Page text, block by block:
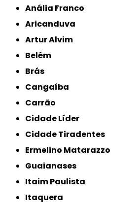
Anália Franco
Aricanduva
Artur Alvim
Belém
Brás
Cangaíba
Carrão
Cidade Líder
Cidade Tiradentes
Ermelino Matarazzo
Guaianases
Itaim Paulista
Itaquera